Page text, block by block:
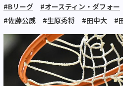
#Bリーグ #オースティン・ダフォー
#佐藤公威
#生原秀将 #田中大 #